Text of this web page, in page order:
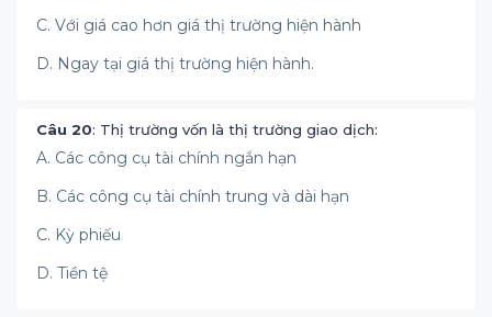
C. Với giá cao hơn giá thị trường hiện hành
D. Ngay tại giá thị trường hiện hành.
Câu 20: Thị trường vốn là thị trường giao dịch:
A. Các công cụ tài chính ngắn hạn
B. Các công cụ tài chính trung và dài hạn
C. Kỳ phiếu
D. Tiền tệ